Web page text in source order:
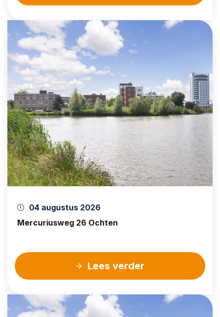
04 augustus 2026
Mercuriusweg 26 Ochten
Lees verder